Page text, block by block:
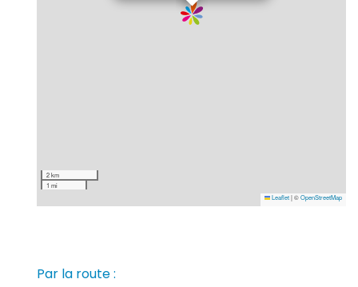
2 km
1 mi
Leaflet|©OpenStreetMap
Par la route :